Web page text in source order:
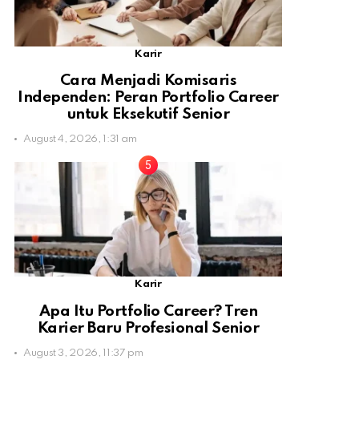
Karir
Cara Menjadi Komisaris
Independen: Peran Portfolio Career
untuk Eksekutif Senior
August 4, 2026, 1:31 am
Karir
Apa Itu Portfolio Career? Tren
Karier Baru Profesional Senior
August 3, 2026, 11:37 pm